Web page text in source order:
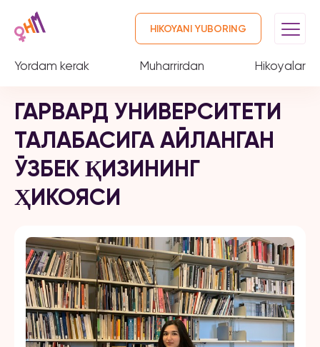
Yordam kerak Muharrirdan Hikoyalar
HIKOYANI YUBORING
ГАРВАРД УНИВЕРСИТЕТИ
ТАЛАБАСИГА АЙЛАНГАН
ЎЗБЕК ҚИЗИНИНГ
ҲИКОЯСИ